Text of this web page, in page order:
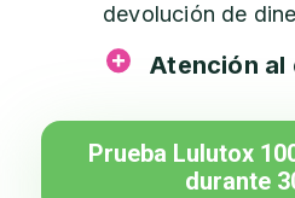
devolución de
Atención al
Prueba Lulutox
durante